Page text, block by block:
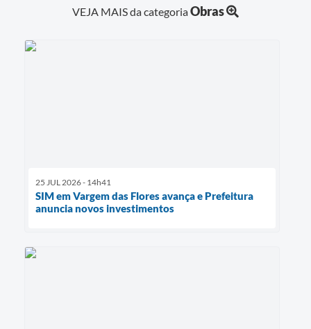
VEJA MAIS da categoriaObras
25 JUL 2026 - 14h41
SIM em Vargem das Flores avança e Prefeitura
anuncia novos investimentos